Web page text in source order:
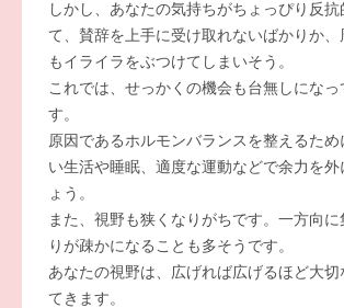
しかし、あなたの気持ちがちょっぴり反
て、賛辞を上手に受け取れないばかりか、
もイライラをぶつけてしまいそう。
これでは、せっかくの機会も台無しになっ
す。
原因であるホルモンバランスを整えるため
い生活や睡眠、適度な運動などで余力を外
ょう。
また、視野も狭くなりがちです。一方向に
りが疎かになることも多そうです。
あなたの視野は、広げれば広げるほど大切
てきます。